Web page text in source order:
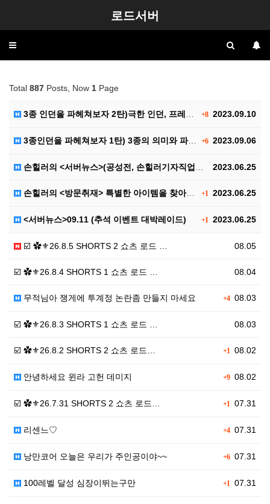
로드서버
Toggle
Total 887 Posts, Now 1 Page
+82023.09.10
3종 인던을 파헤쳐보자 2탄)극한 인던, 프레야 인던,…
+62023.09.06
3종인던을 파헤쳐보자 1탄) 3종의 의미와 파티구성, …
2023.06.25
손힐러의 <서버뉴스>(공성전, 손힐러기자직업공개(?))
+1 2023.06.25
손힐러의 <방문취재> 특별한 아이템을 찾아서..
+1 2023.06.25
<서버뉴스>09.11 (추석 이벤트 대박레이드)
08.05
☑️ ✿⚜26.8.5 SHORTS 2 쇼츠 로드 …
08.04
☑️ ✿⚜26.8.4 SHORTS 1 쇼츠 로드 …
+408.03
무적님아 쟁게에 투계정 논란좀 만들지 마세요
08.03
☑️ ✿⚜26.8.3 SHORTS 1 쇼츠 로드 …
+1 08.02
☑️ ✿⚜26.8.2 SHORTS 2 쇼츠 로드…
+908.02
안녕하세요 윈라 고헌 데미지
+1 07.31
☑️ ✿⚜26.7.31 SHORTS 2 쇼츠 로드…
+407.31
리센느♡
+607.31
낭만코어 오늘은 우리가 주인공이야~~
+1 07.31
100레벨 달성 심장이뛰는구만